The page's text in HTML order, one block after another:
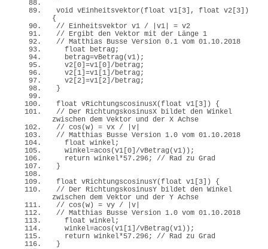
void vEinheitsvektor (float v1 [3] , float v2 [3])
{
// Einheitsvektor v1 / |v1| = v2
// Ergibt den Vektor mit der Länge 1
// Matthias Busse Version 0.1 vom 01.10.2018
float betrag;
  betrag=
vBetrag(v1) ;
  v2
[0] =v1 [0] /betrag;
  v2
[1] =v1 [1] /betrag;
  v2
[2] =v1 [2] /betrag;
}
float vRichtungscosinusX(float v1 [3])
{
// Der RichtungskosinusX bildet den Winkel
zwischen dem Vektor und der X Achse
// cos(w) = vx / |v|
// Matthias Busse Version 1.0 vom 01.10.2018
float winkel;
  winkel=
acos (v1 [0] /vBetrag(v1)) ;
return winkel*57.296; // Rad zu Grad
}
float vRichtungscosinusY(float v1 [3])
{
// Der RichtungskosinusY bildet den Winkel
zwischen dem Vektor und der Y Achse
// cos(w) = vy / |v|
// Matthias Busse Version 1.0 vom 01.10.2018
float winkel;
  winkel=
acos (v1 [1] /vBetrag(v1)) ;
return winkel*57.296; // Rad zu Grad
}